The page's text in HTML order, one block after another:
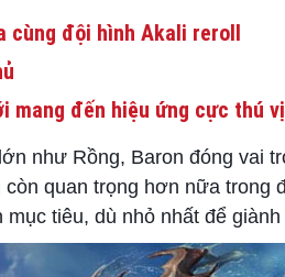
cùng đội hình Akali reroll
mang đến hiệu ứng cực thú vị
như Rồng, Baron đóng vai
quan trọng hơn nữa trong
tiêu, dù nhỏ nhất để